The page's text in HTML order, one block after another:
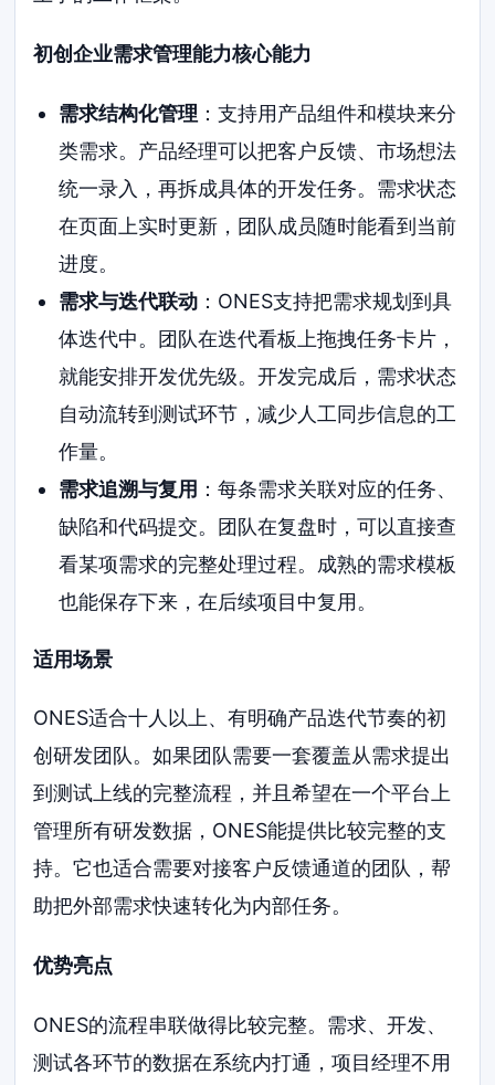
初创企业需求管理能力核心能力
需求结构化管理 ：支持用产品组件和模块来分
类需求。产品经理可以把客户反馈、市场想法
统一录入，再拆成具体的开发任务。需求状态
在页面上实时更新，团队成员随时能看到当前
进度。
需求与迭代联动：ONES支持把需求规划到具
体迭代中。团队在迭代看板上拖拽任务卡片，
就能安排开发优先级。开发完成后，需求状态
自动流转到测试环节，减少人工同步信息的工
作量。
需求追溯与复用 ：每条需求关联对应的任务、
缺陷和代码提交。团队在复盘时，可以直接查
看某项需求的完整处理过程。成熟的需求模板
也能保存下来，在后续项目中复用。
适用场景
ONES适合十人以上、有明确产品迭代节奏的初
创研发团队。如果团队需要一套覆盖从需求提出
到测试上线的完整流程，并且希望在一个平台上
管理所有研发数据，ONES能提供比较完整的支
持。它也适合需要对接客户反馈通道的团队，帮
助把外部需求快速转化为内部任务。
优势亮点
ONES的流程串联做得比较完整。需求、开发、
测试各环节的数据在系统内打通，项目经理不用